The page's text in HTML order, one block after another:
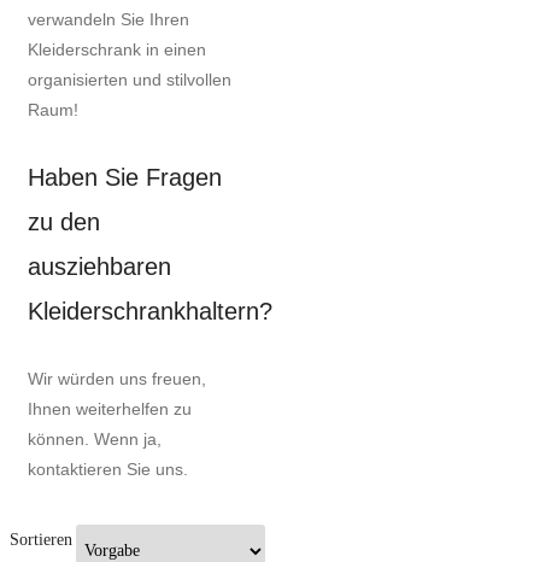
verwandeln Sie Ihren
Kleiderschrank in einen
organisierten und stilvollen
Raum!
Haben Sie Fragen
zu den
ausziehbaren
Kleiderschrankhaltern?
Wir würden uns freuen,
Ihnen weiterhelfen zu
können. Wenn ja,
kontaktieren Sie uns.
Sortieren